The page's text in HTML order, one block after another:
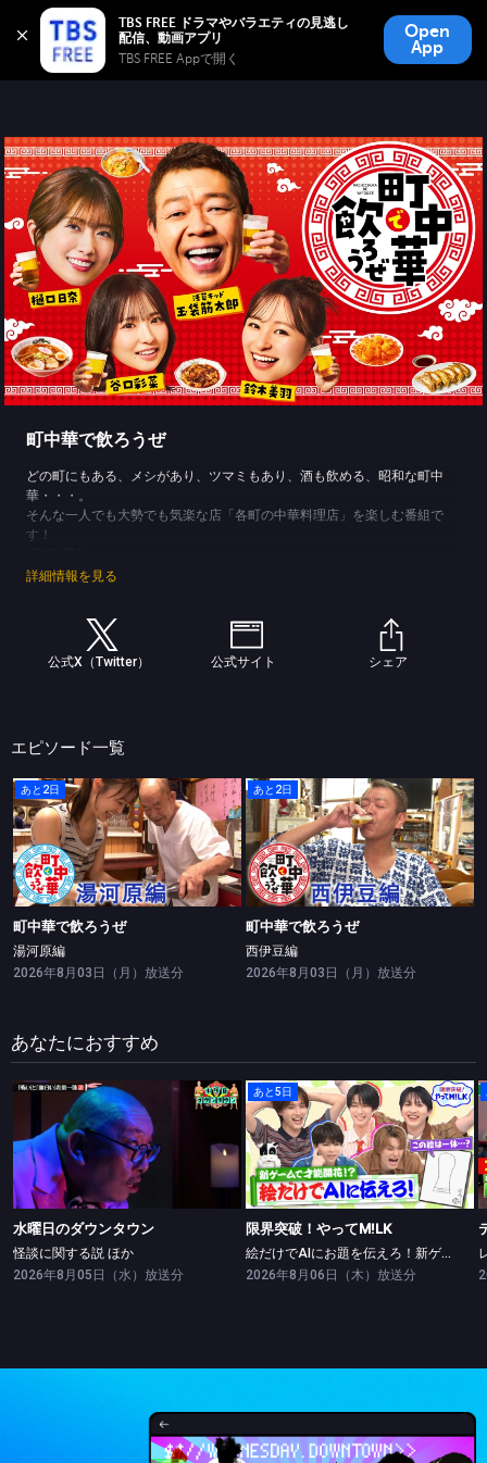
TBS FREE ドラマやバラエティの見逃し
TBS FREE Appで開く
Open
App
TBS FREE
無料見逃し配信
町中華で飲ろうぜ
どの町にもある、メシがあり、ツマミもあり、酒も飲める、昭和な町中
華・・・。
そんな一人でも大勢でも気楽な店「各町の中華料理店」を楽しむ番組で
す！
詳細情報を見る
公式X（Twitter） 公式サイト シェア
エピソード一覧
あと2日
町中華で飲ろうぜ
湯河原編
町中華で飲ろうぜ
湯河原編
2026年8月03日（月）放送分
あと2日
町中華で飲ろうぜ
西伊豆編
町中華で飲ろうぜ
西伊豆編
2026年8月03日（月）放送分
あなたにおすすめ
水曜日のダウンタウン
怪談に関する説 ほか
水曜日のダウンタウン
怪談に関する説 ほか
2026年8月05日（水）放送分
あと5日
限界突破！やってM!LK
限界突破！やってM!LK
絵だけでAIにお題を伝えろ！新ゲームで絵の才能開花！？
2026年8月06日（木）放送分